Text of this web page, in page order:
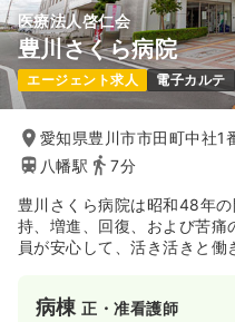
医療法人啓仁会
豊川さくら病院
エージェント求人 電子カルテ
愛知県豊川市市田町中社1
八幡駅
7分
豊川さくら病院は昭和48年
持、増進、回復、および苦
員が安心して、活き活きと働
病棟正・准看護師